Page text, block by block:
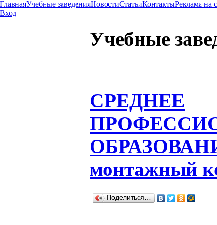
ГлавнаяУчебные заведенияНовостиСтатьиКонтактыРеклама на
Вход
Учебные
СРЕДНЕЕ
монтажный
Поделиться…